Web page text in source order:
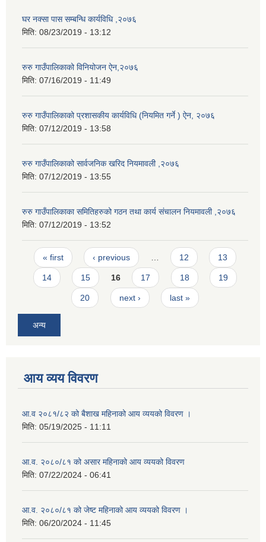
घर नक्सा पास सम्बन्धि कार्यविधि ,२०७६
मिति: 08/23/2019 - 13:12
रुरु गाउँपालिकाको विनियोजन ऐन,२०७६
मिति: 07/16/2019 - 11:49
रुरु गाउँपालिकाको प्रशासकीय कार्यविधि (नियमित गर्ने ) ऐन, २०७६
मिति: 07/12/2019 - 13:58
रुरु गाउँपालिकाको सार्वजनिक खरिद नियमावली ,२०७६
मिति: 07/12/2019 - 13:55
रुरु गाउँपालिकाका समितिहरुको गठन तथा कार्य संचालन नियमावली ,२०७६
मिति: 07/12/2019 - 13:52
Pages
« first ‹ previous 12 13
14 15 16 17 18 19
20 next › last »
अन्य
आय व्यय विवरण
आ.व २०८१/८२ को बैशाख महिनाको आय व्ययको विवरण ।
मिति: 05/19/2025 - 11:11
आ.व. २०८०/८१ को असार महिनाको आय व्ययको विवरण
मिति: 07/22/2024 - 06:41
आ.व. २०८०/८१ को जेष्ट महिनाको आय व्ययको विवरण ।
मिति: 06/20/2024 - 11:45